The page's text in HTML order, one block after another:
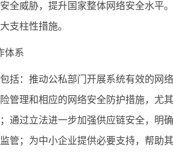
全威胁，提升国家整体网络安全水平
支柱性措施。
体系
括：推动公私部门开展系统有效的网
管理和相应的网络安全防护措施，尤
通过立法进一步加强供应链安全，明
管；为中小企业提供必要支持，帮助